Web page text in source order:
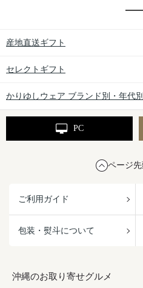
産地直送ギフト
セレクトギフト
かりゆしウェア ブランド別・年代別
PC
ページ
ご利用ガイド
包装・熨斗について
沖縄のお取り寄せグルメ